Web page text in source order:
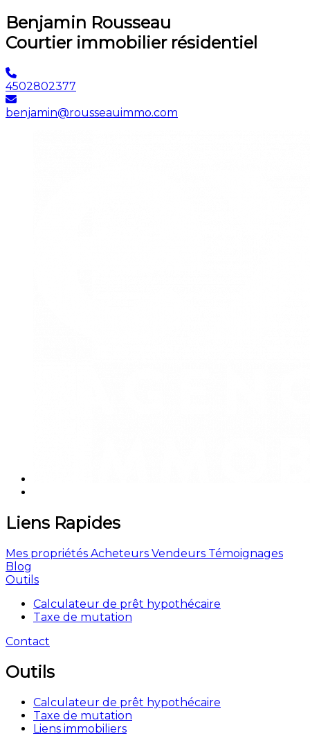
Benjamin Rousseau
Courtier immobilier résidentiel
4502802377
benjamin@rousseauimmo.com
Liens Rapides
Mes propriétés Acheteurs Vendeurs Témoignages
Blog
Outils
Calculateur de prêt hypothécaire
Taxe de mutation
Contact
Outils
Calculateur de prêt hypothécaire
Taxe de mutation
Liens immobiliers